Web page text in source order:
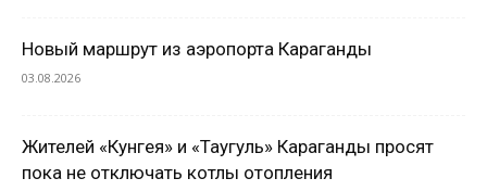
Новый маршрут из аэропорта Караганды
03.08.2026
Жителей «Кунгея» и «Таугуль» Караганды просят
пока не отключать котлы отопления